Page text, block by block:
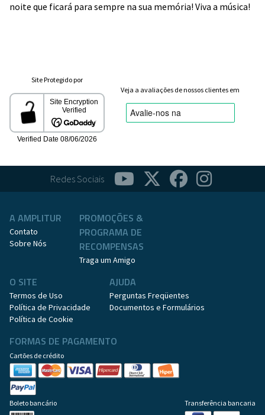
noite que ficará para sempre na sua memória! Viva a música!
Site Protegido por
Veja a avaliações de nossos clientes em
Redes Sociais
A AMPLITUR
Contato
Sobre Nós
PROMOÇÕES &
PROGRAMA DE
RECOMPENSAS
Traga um Amigo
O SITE
Termos de Uso
Política de Privacidade
Política de Cookie
AJUDA
Perguntas Freqüentes
Documentos e Formulários
FORMAS DE PAGAMENTO
Cartões de crédito
Boleto bancário Transferência bancaria